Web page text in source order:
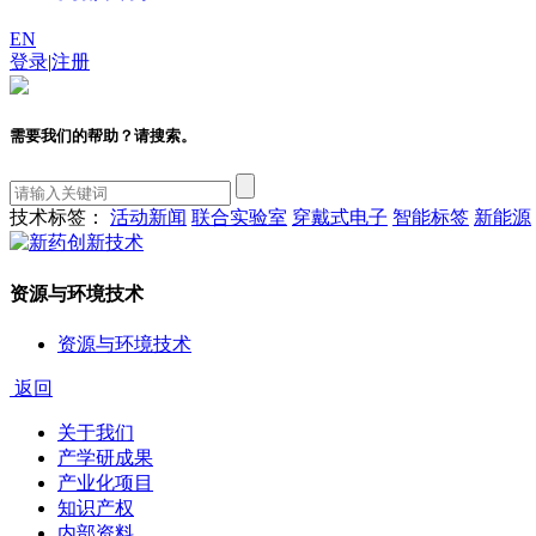
EN
登录|注册
需要我们的帮助？请搜索。
技术标签： 活动新闻 联合实验室 穿戴式电子 智能标签 新能源
资源与环境技术
资源与环境技术
返回
关于我们
产学研成果
产业化项目
知识产权